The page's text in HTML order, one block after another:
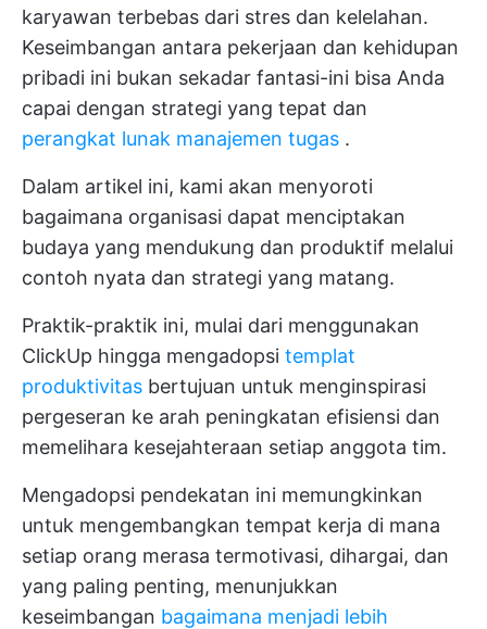
karyawan terbebas dari stres dan kelelahan.
Keseimbangan antara pekerjaan dan kehidupan
pribadi ini bukan sekadar fantasi-ini bisa Anda
capai dengan strategi yang tepat dan
perangkat lunak manajemen tugas .
Dalam artikel ini, kami akan menyoroti
bagaimana organisasi dapat menciptakan
budaya yang mendukung dan produktif melalui
contoh nyata dan strategi yang matang.
Praktik-praktik ini, mulai dari menggunakan
ClickUp hingga mengadopsi templat
produktivitas bertujuan untuk menginspirasi
pergeseran ke arah peningkatan efisiensi dan
memelihara kesejahteraan setiap anggota tim.
Mengadopsi pendekatan ini memungkinkan
untuk mengembangkan tempat kerja di mana
setiap orang merasa termotivasi, dihargai, dan
yang paling penting, menunjukkan
keseimbangan bagaimana menjadi lebih